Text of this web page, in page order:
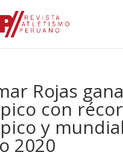
Rojas
con
y
2020